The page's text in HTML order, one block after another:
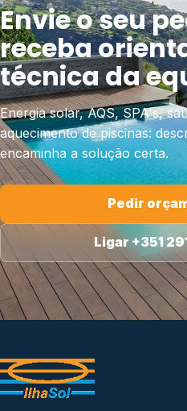
Envie o seu
receba
técnica da
Energia solar, AQS, SPA's,
aquecimento de piscinas:
encaminha a solução certa.
Pedir
Ligar +351